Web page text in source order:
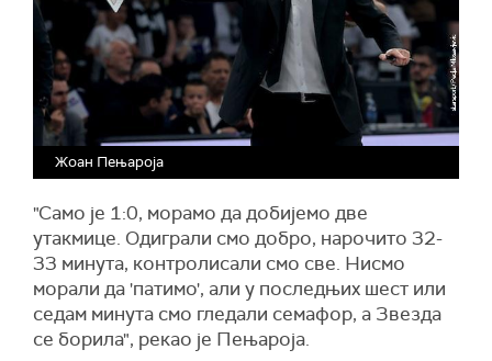
Жоан Пењароја
"Само је 1:0, морамо да добијемо две
утакмице. Одиграли смо добро, нарочито 32-
33 минута, контролисали смо све. Нисмо
морали да 'патимо', али у последњих шест или
седам минута смо гледали семафор, а Звезда
се борила", рекао је Пењароја.